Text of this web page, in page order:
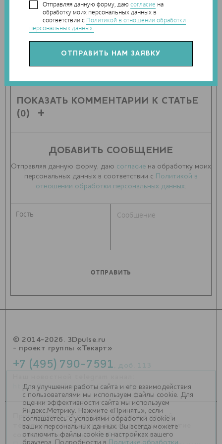
Отправляя данную форму, даюсогласие на
обработку моих персональных данных в
соответствии с Политикой в отношении обработки
персональных данных.
ПОКАЗАТЬ КОММЕНТАРИИ К СТАТЬЕ
(0)
ДОБАВИТЬ СООБЩЕНИЕ
Отправляя данную форму, даю согласие на обработку моих
персональных данных в соответствии с
Политикой в
отношении обработки персональных данных.
© 2014-2026. 3Dpulse.ru
- проект группы «Текарт»
+7 (495) 790-7591
https://t.me/Techart_CaseStudy
Приглашения на соответствующие нашей
тематике мероприятия, пресс-релизы и другие
сообщения ждем наinfo@3dpulse.ru .
Для улучшения работы сайта и его взаимодействия
с пользователями мы используем файлы cookie. Для
оценки эффективности сайта мы используем
Яндекс.Метрику. Нажмите «Принять», если
соглашаетесь с условиями обработки cookie и
ваших персональных данных. Вы всегда можете
отключить файлы cookie в настройках вашего
браузера. Подробности в
Политике обработки